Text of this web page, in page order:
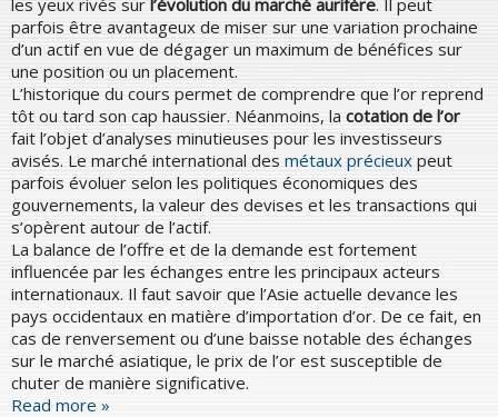
parfois être avantageux de miser sur une variation prochaine
d’un actif en vue de dégager un maximum de bénéfices sur
une position ou un placement.
L’historique du cours permet de comprendre que l’or reprend
tôt ou tard son cap haussier. Néanmoins, la cotation de l’or
fait l’objet d’analyses minutieuses pour les investisseurs
avisés. Le marché international des métaux précieux peut
parfois évoluer selon les politiques économiques des
gouvernements, la valeur des devises et les transactions qui
s’opèrent autour de l’actif.
La balance de l’offre et de la demande est fortement
influencée par les échanges entre les principaux acteurs
internationaux. Il faut savoir que l’Asie actuelle devance les
pays occidentaux en matière d’importation d’or. De ce fait, en
cas de renversement ou d’une baisse notable des échanges
sur le marché asiatique, le prix de l’or est susceptible de
chuter de manière significative.
Read more »